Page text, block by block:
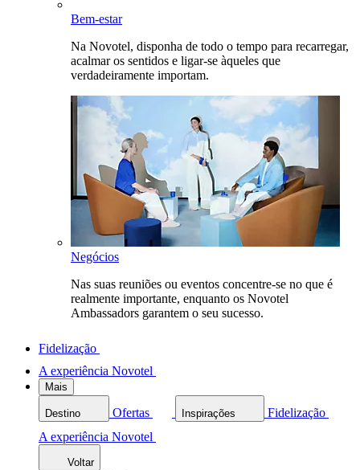
Bem-estar
Na Novotel, disponha de todo o tempo para recarregar,
acalmar os sentidos e ligar-se àqueles que
verdadeiramente importam.
Negócios
Nas suas reuniões ou eventos concentre-se no que é
realmente importante, enquanto os Novotel
Ambassadors garantem o seu sucesso.
Fidelização
A experiência Novotel
Mais
Destino Ofertas Inspirações
Fidelização
A experiência Novotel
Voltar